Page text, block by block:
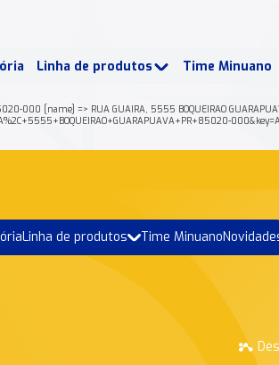
Linha de produtos Time Minuano
000 [name] => RUA GUAIRA, 5555 BOQUEIRAO
Linha de produtos Time Minuano